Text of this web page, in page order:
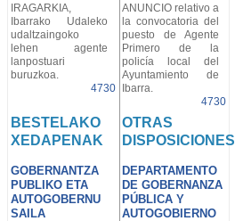
IRAGARKIA,
Ibarrako Udaleko
udaltzaingoko
lehen agente
lanpostuari
buruzkoa.
4730
ANUNCIO relativo a
la convocatoria del
puesto de Agente
Primero de la
policía local del
Ayuntamiento de
Ibarra.
4730
BESTELAKO
XEDAPENAK
GOBERNANTZA
PUBLIKO ETA
AUTOGOBERNU
SAILA
OTRAS
DISPOSICIONES
DEPARTAMENTO
DE GOBERNANZA
PÚBLICA Y
AUTOGOBIERNO